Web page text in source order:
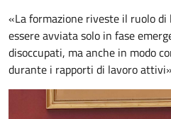
«La formazione riveste il ruolo
essere avviata solo in fase
disoccupati, ma anche in modo
durante i rapporti di lavoro